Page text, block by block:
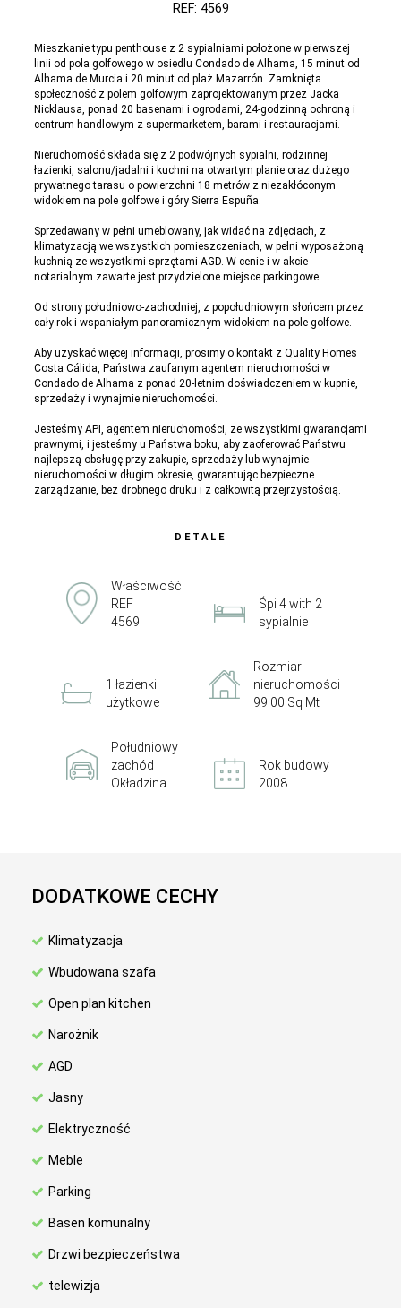
REF: 4569
Mieszkanie typu penthouse z 2 sypialniami położone w pierwszej
linii od pola golfowego w osiedlu Condado de Alhama, 15 minut od
Alhama de Murcia i 20 minut od plaż Mazarrón. Zamknięta
społeczność z polem golfowym zaprojektowanym przez Jacka
Nicklausa, ponad 20 basenami i ogrodami, 24-godzinną ochroną i
centrum handlowym z supermarketem, barami i restauracjami.
Nieruchomość składa się z 2 podwójnych sypialni, rodzinnej
łazienki, salonu/jadalni i kuchni na otwartym planie oraz dużego
prywatnego tarasu o powierzchni 18 metrów z niezakłóconym
widokiem na pole golfowe i góry Sierra Espuña.
Sprzedawany w pełni umeblowany, jak widać na zdjęciach, z
klimatyzacją we wszystkich pomieszczeniach, w pełni wyposażoną
kuchnią ze wszystkimi sprzętami AGD. W cenie i w akcie
notarialnym zawarte jest przydzielone miejsce parkingowe.
Od strony południowo-zachodniej, z popołudniowym słońcem przez
cały rok i wspaniałym panoramicznym widokiem na pole golfowe.
Aby uzyskać więcej informacji, prosimy o kontakt z Quality Homes
Costa Cálida, Państwa zaufanym agentem nieruchomości w
Condado de Alhama z ponad 20-letnim doświadczeniem w kupnie,
sprzedaży i wynajmie nieruchomości.
Jesteśmy API, agentem nieruchomości, ze wszystkimi gwarancjami
prawnymi, i jesteśmy u Państwa boku, aby zaoferować Państwu
najlepszą obsługę przy zakupie, sprzedaży lub wynajmie
nieruchomości w długim okresie, gwarantując bezpieczne
zarządzanie, bez drobnego druku i z całkowitą przejrzystością.
DETALE
Właściwość
REF
4569
Śpi 4 with 2
sypialnie
1 łazienki
użytkowe
Rozmiar
nieruchomości
99.00 Sq Mt
Południowy
zachód
Okładzina
Rok budowy
2008
DODATKOWE CECHY
Klimatyzacja
Wbudowana szafa
Open plan kitchen
Narożnik
AGD
Jasny
Elektryczność
Meble
Parking
Basen komunalny
Drzwi bezpieczeństwa
telewizja